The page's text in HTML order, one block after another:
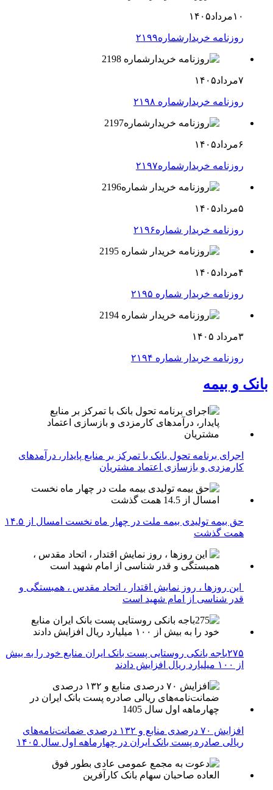
۱۰مرداد۱۴۰۵
روزنامه خریدارشماره۲۱۹۹
۷مرداد۱۴۰۵
روزنامه خریدارشماره ۲۱۹۸
۶مرداد۱۴۰۵
روزنامه خریدارشماره۲۱۹۷
۵مرداد۱۴۰۵
روزنامه خریدار شماره۲۱۹۶
۴مرداد۱۴۰۵
روزنامه خریدار شماره ۲۱۹۵
۳مرداد ۱۴۰۵
روزنامه خریدار شماره ۲۱۹۴
بانک و بیمه
اجرای برنامه تحول بانک با تمرکز بر منابع پایدار، درآمدهای
کارمزدی و بازسازی اعتماد مشتریان
حق بیمه تولیدی بیمه ملت در چهار ماه نخست امسال از ۱۴.۵
همت گذشت
این روزها ، روز نمایش اقتدار ، اتحاد مقدس ، همبستگی و
قدر شناسی از امام شهید است
۲۷۵باجه بانکی روستایی پست بانک ایران منابع خود را به بیش
از ۱۰۰ میلیارد ریال افزایش دادند
افزایش ۷۰ درصدی منابع و ۱۳۲ درصدی ضمانت‌نامه‌های
ریالی صادره پست بانک ایران در چهارماهه اول سال ۱۴۰۵